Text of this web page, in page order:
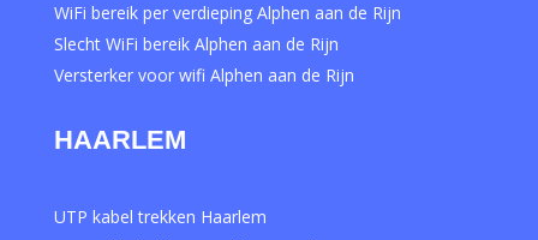
WiFi bereik per verdieping Alphen aan de Rijn
Slecht WiFi bereik Alphen aan de Rijn
Versterker voor wifi Alphen aan de Rijn
HAARLEM
UTP kabel trekken Haarlem